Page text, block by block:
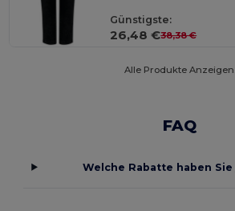
Günstigste:
26,48 €38,38 €
Alle Produkte Anzeigen.
FAQ
Welche Rabatte haben